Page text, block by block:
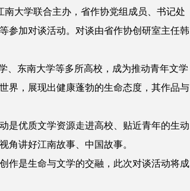
大学联合主办，省作协党组成员、书记处
参加对谈活动。 对谈由省作协创研室主任韩
、东南大学等多所高校，成为推动青年文学
界，展现出健康蓬勃的生命态度，其作品与
是优质文学资源走进高校、贴近青年的生动
角讲好江南故事、中国故事。
作是生命与文学的交融，此次对谈活动将成